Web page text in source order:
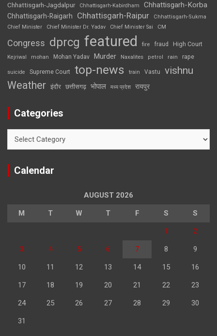
Chhattisgarh-Jagdalpur Chhattisgarh-Kabirdham Chhattisgarh-Korba
Chhattisgarh-Raigarh Chhattisgarh-Raipur
Chhattisgarh-Sukma
Chief Minister
Chief Minister Dr. Yadav Chief Minister Sai CM
Congress dprcg featured fire fraud High Court
Kejriwal mohan Mohan Yadav Murder Naxalites petrol rain rape
suicide Supreme Court top-news train Vastu vishnu
Weather इंदौर छत्तीसगढ़ भोपाल मध्य प्रदेश रायपुर
Categories
Calendar
AUGUST 2026
M T W T F S S
1 2
3 4 5 6 7 8 9
10 11 12 13 14 15 16
17 18 19 20 21 22 23
24 25 26 27 28 29 30
31